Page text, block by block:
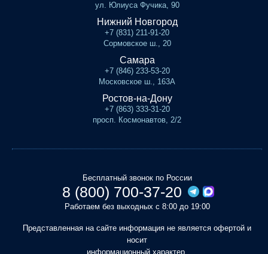
ул. Юлиуса Фучика, 90
Нижний Новгород
+7 (831) 211-91-20
Сормовское ш., 20
Самара
+7 (846) 233-53-20
Московское ш., 163А
Ростов-на-Дону
+7 (863) 333-31-20
просп. Космонавтов, 2/2
Бесплатный звонок по России
8 (800) 700-37-20
Работаем без выходных с 8:00 до 19:00
Представленная на сайте информация не является офертой и
носит
информационный характер.